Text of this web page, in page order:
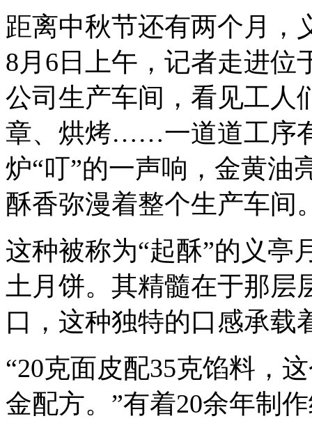
距离中秋节还有两个月，
8月6日上午，记者走进位
公司生产车间，看见工人
章、烘烤……一道道工序
炉“叮”的一声响，金黄油
酥香弥漫着整个生产车间
这种被称为“起酥”的义亭
土月饼。其精髓在于那层
口，这种独特的口感承载
“20克面皮配35克馅料，
金配方。”有着20余年制